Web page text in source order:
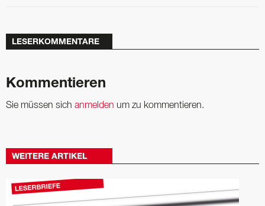
LESERKOMMENTARE
Kommentieren
Sie müssen sich anmelden um zu kommentieren.
WEITERE ARTIKEL